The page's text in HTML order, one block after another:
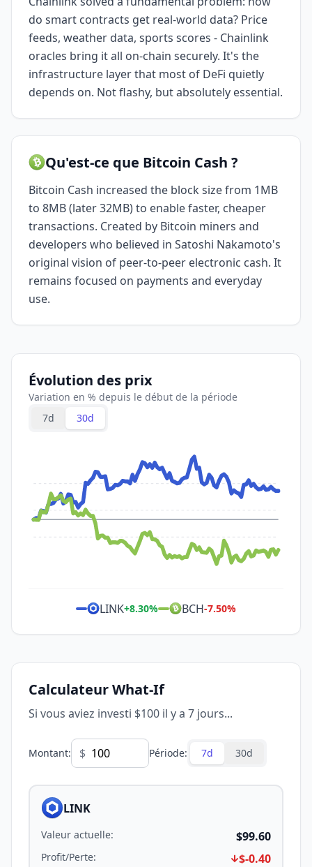
do smart contracts get real-world data? Price
feeds, weather data, sports scores - Chainlink
oracles bring it all on-chain securely. It's the
infrastructure layer that most of DeFi quietly
depends on. Not flashy, but absolutely essential.
Qu'est-ce que Bitcoin Cash ?
Bitcoin Cash increased the block size from 1MB
to 8MB (later 32MB) to enable faster, cheaper
transactions. Created by Bitcoin miners and
developers who believed in Satoshi Nakamoto's
original vision of peer-to-peer electronic cash. It
remains focused on payments and everyday
use.
Évolution des prix
Variation en % depuis le début de la période
7d
30d
LINK+8.30% BCH-7.50%
Calculateur What-If
Si vous aviez investi $100 il y a 7 jours...
Montant: $ Période: 7d 30d
LINK
Valeur actuelle: $99.60
Profit/Perte: $-0.40